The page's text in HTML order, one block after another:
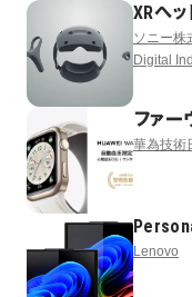
XRヘ
ソニー株
Digital
ファー
華為技術
Lenovo